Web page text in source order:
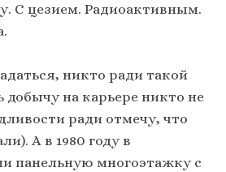
С цезием. Радиоактивным.
никто ради такой
добычу на карьере никто не
ради отмечу, что
А в 1980 году в
панельную многоэтажку с